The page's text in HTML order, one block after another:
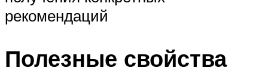
рекомендаций
Полезные свойства